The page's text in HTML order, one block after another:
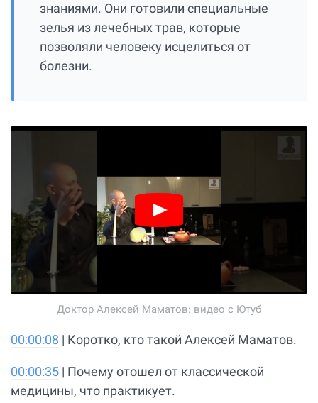
знаниями. Они готовили специальные
зелья из лечебных трав, которые
позволяли человеку исцелиться от
болезни.
Доктор Алексей Маматов: видео с Ютуб
00:00:08 | Коротко, кто такой Алексей Маматов.
00:00:35 | Почему отошел от классической
медицины, что практикует.